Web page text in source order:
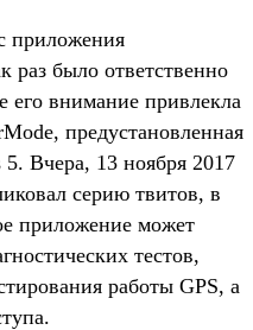
приложения
раз было ответственно
его внимание привлекла
предустановленная
Вчера, 13 ноября 2017
серию твитов, в
приложение может
тестов,
работы GPS, а